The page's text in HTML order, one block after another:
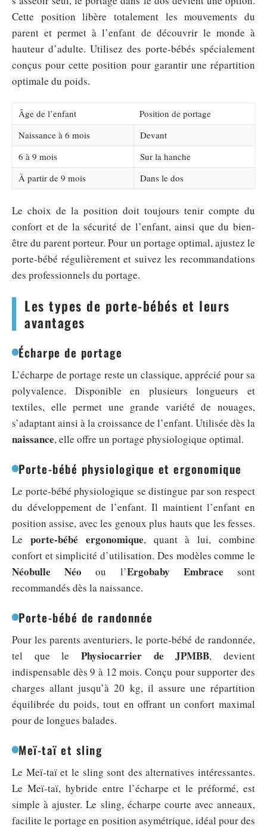
Cette position libère totalement les mouvements du
parent et permet à l’enfant de découvrir le monde à
hauteur d’adulte. Utilisez des porte-bébés spécialement
conçus pour cette position pour garantir une répartition
optimale du poids.
Âge de l’enfant
Position de portage
Naissance à 6 mois
Devant
6 à 9 mois
Sur la hanche
À partir de 9 mois
Dans le dos
Le choix de la position doit toujours tenir compte du
confort et de la sécurité de l’enfant, ainsi que du bien-
être du parent porteur. Pour un portage optimal, ajustez le
porte-bébé régulièrement et suivez les recommandations
des professionnels du portage.
Les types de porte-bébés et leurs
avantages
Écharpe de portage
L’écharpe de portage reste un classique, apprécié pour sa
polyvalence. Disponible en plusieurs longueurs et
textiles, elle permet une grande variété de nouages,
s’adaptant ainsi à la croissance de l’enfant. Utilisée dès la
naissance, elle offre un portage physiologique optimal.
Porte-bébé physiologique et ergonomique
Le porte-bébé physiologique se distingue par son respect
du développement de l’enfant. Il maintient l’enfant en
position assise, avec les genoux plus hauts que les fesses.
Le porte-bébé ergonomique, quant à lui, combine
confort et simplicité d’utilisation. Des modèles comme le
Néobulle Néo ou l’Ergobaby Embrace sont
recommandés dès la naissance.
Porte-bébé de randonnée
Pour les parents aventuriers, le porte-bébé de randonnée,
tel que le Physiocarrier de JPMBB, devient
indispensable dès 9 à 12 mois. Conçu pour supporter des
charges allant jusqu’à 20 kg, il assure une répartition
équilibrée du poids, tout en offrant un confort maximal
pour de longues balades.
Meï-taï et sling
Le Meï-taï et le sling sont des alternatives intéressantes.
Le Meï-taï, hybride entre l’écharpe et le préformé, est
simple à ajuster. Le sling, écharpe courte avec anneaux,
facilite le portage en position asymétrique, idéal pour des